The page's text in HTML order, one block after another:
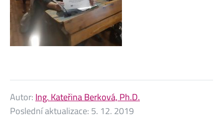
Autor: Ing. Kateřina Berková, Ph.D.
Poslední aktualizace: 5. 12. 2019